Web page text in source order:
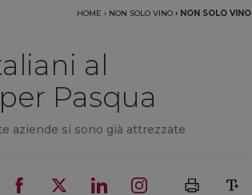
HOME › NON SOLO VINO › NON SOLO VINO
al
Pasqua
aziende si sono già attrezzate